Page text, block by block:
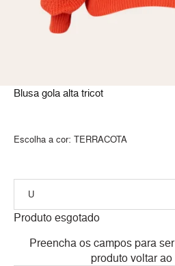
Blusa gola alta tricot
Escolha a cor: TERRACOTA
Produto esgotado
Preencha os campos para
produto voltar ao